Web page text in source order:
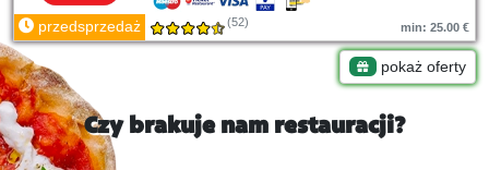
przedsprzedaż (52) min: 25.00 €
pokaż oferty
Czy brakuje nam restauracji?